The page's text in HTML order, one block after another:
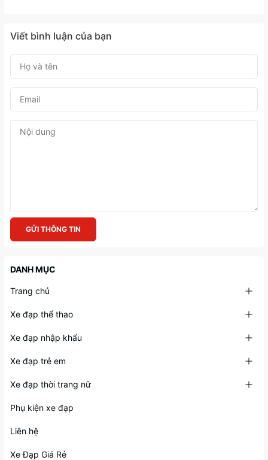
Viết bình luận của bạn
GỬI THÔNG TIN
DANH MỤC
Trang chủ
Xe đạp thể thao
Xe đạp nhập khẩu
Xe đạp trẻ em
Xe đạp thời trang nữ
Phụ kiện xe đạp
Liên hệ
Xe Đạp Giá Rẻ